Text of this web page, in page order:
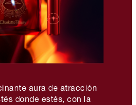
aura de atracción
donde estés, con la